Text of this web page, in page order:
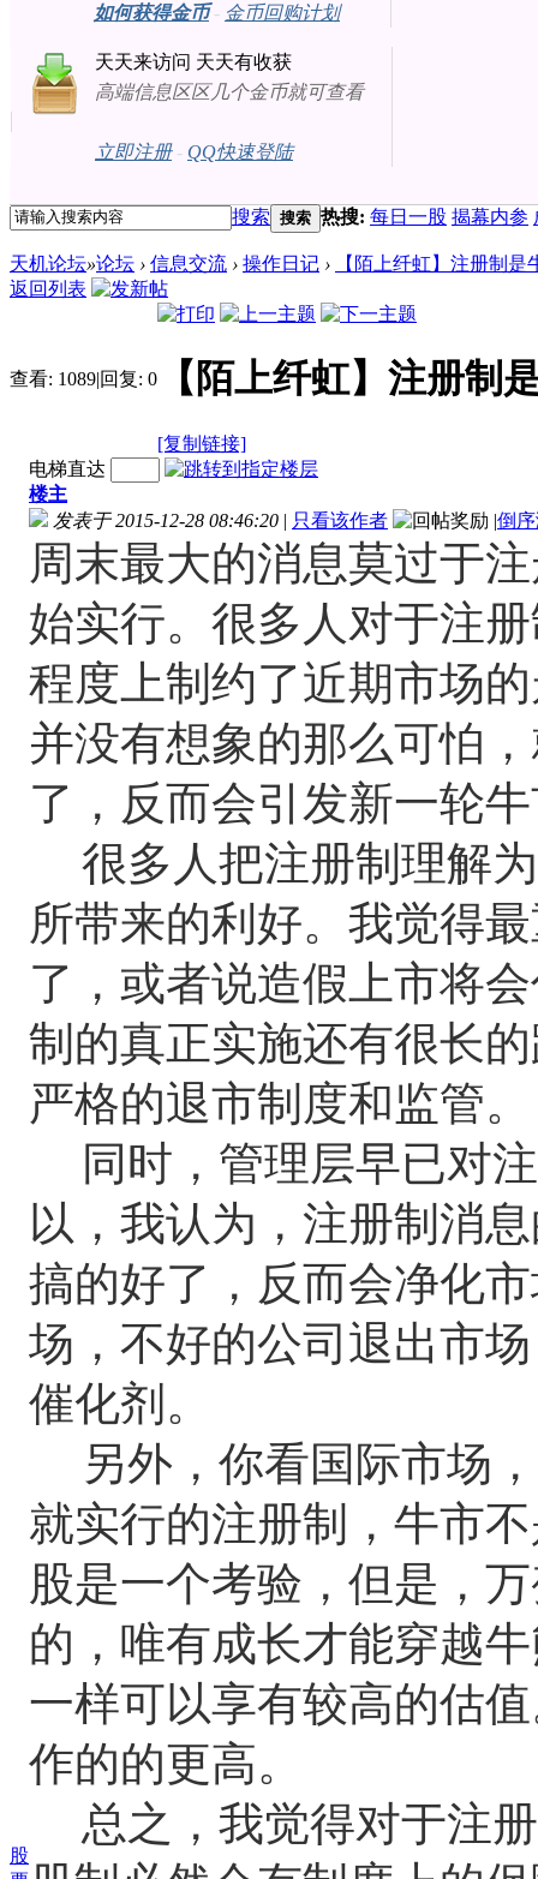
如何获得金币- 金币回购计划
天天来访问 天天有收获
高端信息区区几个金币就可查看
立即注册- QQ快速登陆
搜索 搜索 热搜: 每日一股 揭幕内参
天机论坛»论坛 › 信息交流 › 操作日记 ›
【陌上纤虹】注册制是
返回列表
查看: 1089|回复: 0 【陌上纤虹】注册制
[复制链接]
股
电梯直达
楼主
发表于 2015-12-28 08:46:20 | 只看该作者 |倒
周末最大的消息莫过于
始实行。很多人对于注
程度上制约了近期市场
并没有想象的那么可怕
了，反而会引发新一轮
很多人把注册制理解
所带来的利好。我觉得
了，或者说造假上市将
制的真正实施还有很长
严格的退市制度和监管。
同时，管理层早已对注
以，我认为，注册制消
搞的好了，反而会净化
场，不好的公司退出市
催化剂。
另外，你看国际市场
就实行的注册制，牛市
股是一个考验，但是，
的，唯有成长才能穿越
一样可以享有较高的估
作的的更高。
总之，我觉得对于注